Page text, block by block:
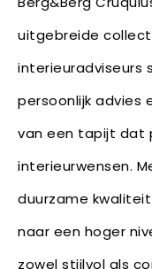
uitgebreide
interieuradviseurs
persoonlijk advies
van een tapijt dat
interieurwensen.
duurzame
naar een hoger
zowel stijlvol als